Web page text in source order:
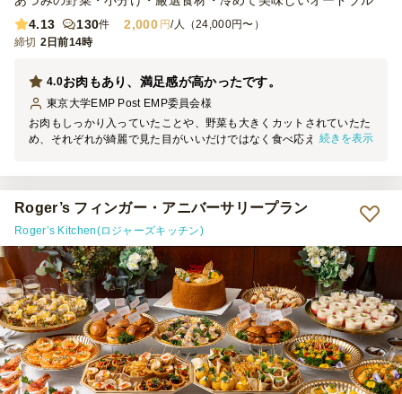
4.13
130件 2,000 円/人（24,000円〜）
締切 2日前14時
お肉もあり、満足感が高かったです。
4.0
東京大学EMP Post EMP委員会様
お肉もしっかり入っていたことや、野菜も大きくカットされていたた
め、それぞれが綺麗で見た目がいいだけではなく食べ応えがあり、満
続きを表示
Roger’s フィンガー・アニバーサリープラン
Roger’s Kitchen(ロジャーズキッチン)